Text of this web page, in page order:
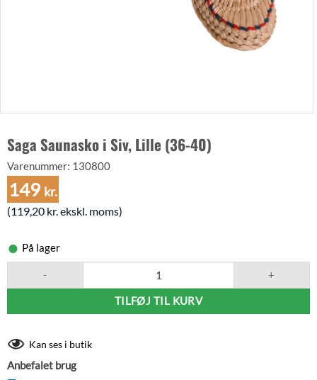
Saga Saunasko i Siv, Lille (36-40)
Varenummer: 130800
149 kr.
(119,20 kr.ekskl. moms)
På lager
TILFØJ TIL KURV
Kan ses i butik
Anbefalet brug